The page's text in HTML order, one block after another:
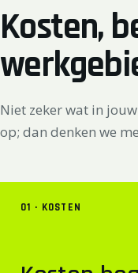
Kosten,
Niet zeker wat in
op; dan denken we
01 · KOSTEN